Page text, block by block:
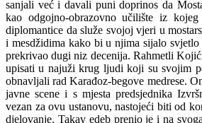
sanjali već i davali puni doprinos da
kao odgojno-obrazovno učilište iz
diplomantice da služe svojoj vjeri u
i mesdžidima kako bi u njima sijalo
prekrivao dugi niz decenija. Rahmetli
upisati u najuži krug ljudi koji su svojim
obnavljali rad Karađoz-begove medrese.
javne scene i s mjesta predsjednika
vezan za ovu ustanovu, nastojeći biti od
djelovanje. Takav edeb prenio je i na